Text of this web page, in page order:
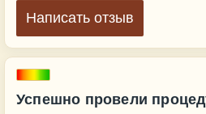
Успешно провели
Написать отзыв